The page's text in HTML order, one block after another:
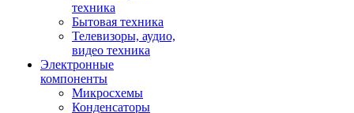
техника
Бытовая техника
Телевизоры, аудио,
видео техника
Электронные
компоненты
Микросхемы
Конденсаторы